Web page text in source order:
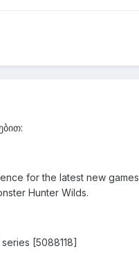
for the latest new
Hunter Wilds.
[5088118]